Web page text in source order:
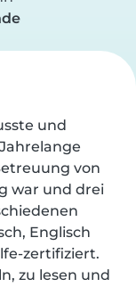
und
von
war und drei
Englisch
zertifiziert.
zu lesen und